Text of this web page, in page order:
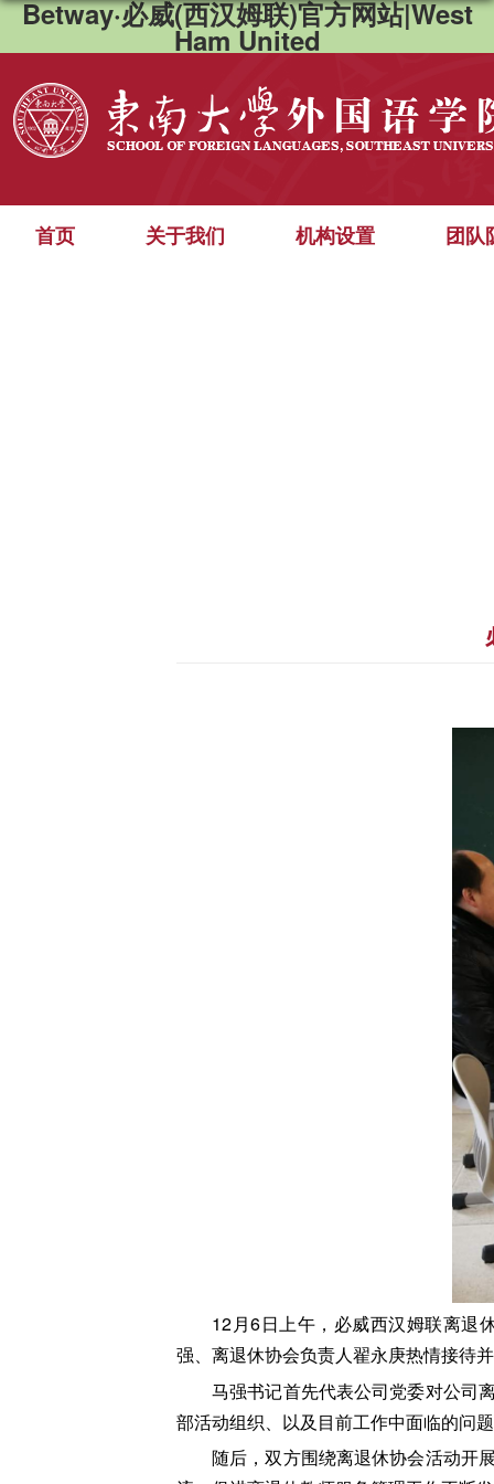
Betway·必威(西汉姆联)官方网站|West
Ham United
首页 关于我们 机构设置 团队
12月6日上午，必威西汉姆联离退
强、离退休协会负责人翟永庚热情接待
马强书记首先代表公司党委对公司
部活动组织、以及目前工作中面临的问
随后，双方围绕离退休协会活动开